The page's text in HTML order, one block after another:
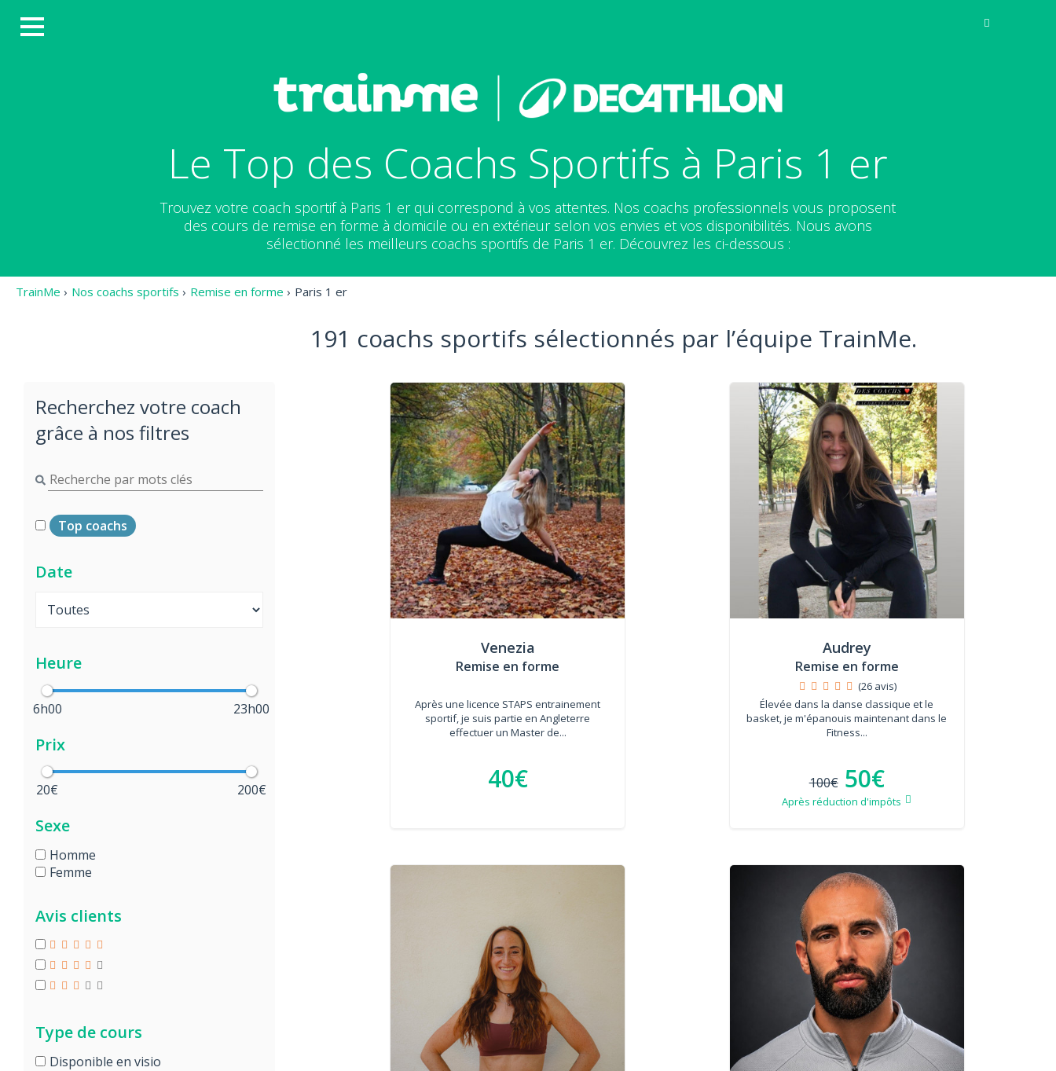
Le Top des Coachs Sportifs à Paris 1 er
Trouvez votre coach sportif à Paris 1 er qui correspond à vos attentes. Nos coachs professionnels vous proposent
des cours de remise en forme à domicile ou en extérieur selon vos envies et vos disponibilités. Nous avons
sélectionné les meilleurs coachs sportifs de Paris 1 er. Découvrez les ci-dessous :
TrainMe › Nos coachs sportifs › Remise en forme › Paris 1 er
Recherchez votre coach
grâce à nos filtres
Top coachs
Date
Heure
6h00 23h00
Prix
20€ 200€
Sexe
Homme
Femme
Avis clients
Type de cours
Disponible en visio
191 coachs sportifs sélectionnés par l’équipe TrainMe.
Venezia
Remise en forme
Après une licence STAPS entrainement
sportif, je suis partie en Angleterre
effectuer un Master de...
40€
Audrey
Remise en forme
(26 avis)
Élevée dans la danse classique et le
basket, je m'épanouis maintenant dans le
Fitness...
100€ 50€
Après réduction d'impôts